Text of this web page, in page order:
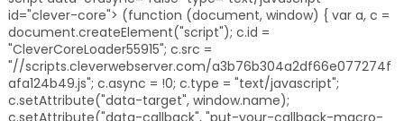
id="clever-core"> (function (document, window) { var a, c =
document.createElement("script"); c.id =
"CleverCoreLoader55915"; c.src =
"//scripts.cleverwebserver.com/a3b76b304a2df66e077274f
afa124b49.js"; c.async = !0; c.type = "text/javascript";
c.setAttribute("data-target", window.name);